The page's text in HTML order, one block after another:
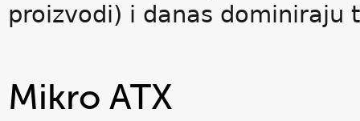
proizvodi) i danas dominiraju
Mikro ATX